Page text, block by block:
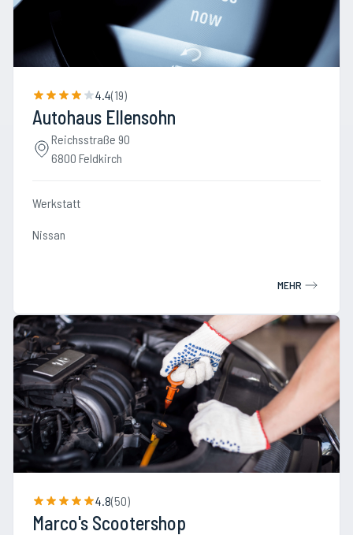
4.4(19)
Autohaus Ellensohn
Reichsstraße 90
6800 Feldkirch
Werkstatt
Nissan
MEHR
4.8(50)
Marco's Scootershop